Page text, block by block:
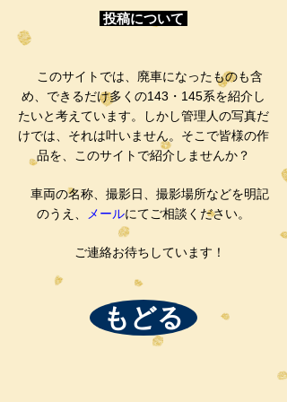
投稿について
このサイトでは、廃車になったものも含
め、できるだけ多くの143・145系を紹介し
たいと考えています。しかし管理人の写真だ
けでは、それは叶いません。そこで皆様の作
品を、このサイトで紹介しませんか？
車両の名称、撮影日、撮影場所などを明記
のうえ、
メールにてご相談ください。
ご連絡お待ちしています！
もどる